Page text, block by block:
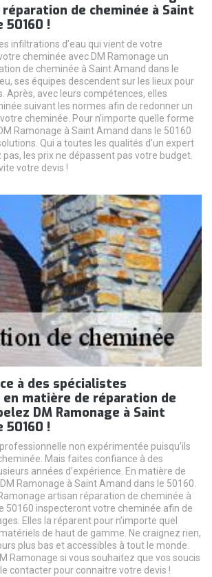
de cheminée à Saint
50160 !
infiltrations d’eau qui vient de votre
cheminée avec DM Ramonage un
de cheminée à Saint Amand dans le
ses équipes descendent sur les lieux pour
Après, avec leurs compétences, elles
suivant les normes afin de redonner un
cheminée. Pour n’importe quelle forme
Ramonage à Saint Amand dans le 50160
Qui a toutes les qualités d’un expert
les prix ne dépassent pas votre budget.
votre devis !
à des spécialistes
matière de réparation de
DM Ramonage à Saint
50160 !
non expérimentée puisqu’ils
Mais faites confiance à des
années d’expérience. En matière de
Ramonage à Saint Amand dans le 50160.
artisan réparation de cheminée à
50160 inspecteront votre cheminée afin de
Elles la réparent pour n’importe quel
de haut de gamme. Ne craignez rien,
plus bas et accessibles à tout le monde.
Ramonage si vous souhaitez que vos soucis
contacter pour connaitre votre devis !